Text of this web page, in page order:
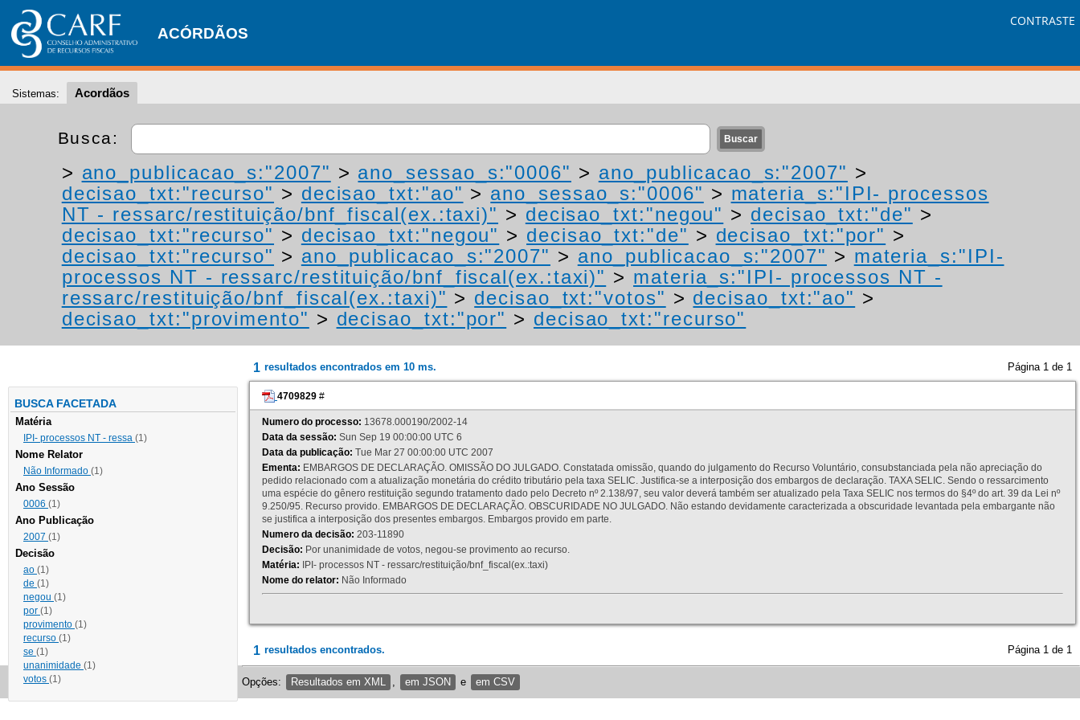
ACÓRDÃOS
CONTRASTE
Sistemas: Acordãos
Busca:
> ano_publicacao_s:"2007" > ano_sessao_s:"0006" > ano_publicacao_s:"2007" >
decisao_txt:"recurso" > decisao_txt:"ao" > ano_sessao_s:"0006" > materia_s:"IPI- processos
NT - ressarc/restituição/bnf_fiscal(ex.:taxi)" > decisao_txt:"negou" > decisao_txt:"de" >
decisao_txt:"recurso" > decisao_txt:"negou" > decisao_txt:"de" > decisao_txt:"por" >
decisao_txt:"recurso" > ano_publicacao_s:"2007" > ano_publicacao_s:"2007" > materia_s:"IPI-
processos NT - ressarc/restituição/bnf_fiscal(ex.:taxi)" > materia_s:"IPI- processos NT -
ressarc/restituição/bnf_fiscal(ex.:taxi)" > decisao_txt:"votos" > decisao_txt:"ao" >
decisao_txt:"provimento" > decisao_txt:"por" > decisao_txt:"recurso"
BUSCA FACETADA
Matéria
IPI- processos NT - ressa (1)
Nome Relator
Não Informado (1)
Ano Sessão
0006 (1)
Ano Publicação
2007 (1)
Decisão
ao (1)
de (1)
negou (1)
por (1)
provimento (1)
recurso (1)
se (1)
unanimidade (1)
votos (1)
1 resultados encontrados em 10 ms. Página 1 de 1
4709829 #
Numero do processo: 13678.000190/2002-14
Data da sessão: Sun Sep 19 00:00:00 UTC 6
Data da publicação: Tue Mar 27 00:00:00 UTC 2007
Ementa: EMBARGOS DE DECLARAÇÃO. OMISSÃO DO JULGADO. Constatada omissão, quando do julgamento do Recurso Voluntário, consubstanciada pela não apreciação do
pedido relacionado com a atualização monetária do crédito tributário pela taxa SELIC. Justifica-se a interposição dos embargos de declaração. TAXA SELIC. Sendo o ressarcimento
uma espécie do gênero restituição segundo tratamento dado pelo Decreto nº 2.138/97, seu valor deverá também ser atualizado pela Taxa SELIC nos termos do §4º do art. 39 da Lei nº
9.250/95. Recurso provido. EMBARGOS DE DECLARAÇÃO. OBSCURIDADE NO JULGADO. Não estando devidamente caracterizada a obscuridade levantada pela embargante não
se justifica a interposição dos presentes embargos. Embargos provido em parte.
Numero da decisão: 203-11890
Decisão: Por unanimidade de votos, negou-se provimento ao recurso.
Matéria: IPI- processos NT - ressarc/restituição/bnf_fiscal(ex.:taxi)
Nome do relator: Não Informado
1 resultados encontrados. Página 1 de 1
Opções: Resultados em XML em JSON e em CSV